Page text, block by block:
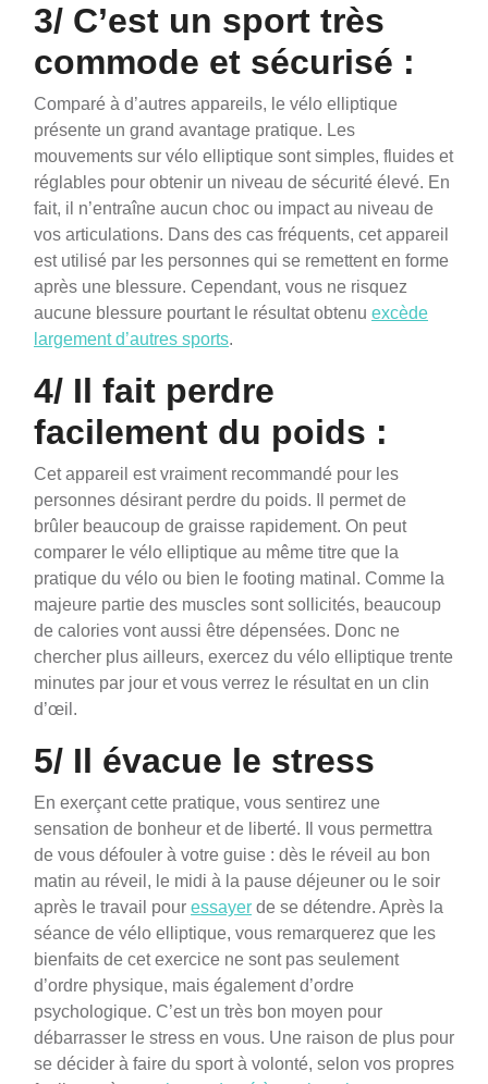
3/ C’est un sport très
commode et sécurisé :
Comparé à d’autres appareils, le vélo elliptique
présente un grand avantage pratique. Les
mouvements sur vélo elliptique sont simples, fluides et
réglables pour obtenir un niveau de sécurité élevé. En
fait, il n’entraîne aucun choc ou impact au niveau de
vos articulations. Dans des cas fréquents, cet appareil
est utilisé par les personnes qui se remettent en forme
après une blessure. Cependant, vous ne risquez
aucune blessure pourtant le résultat obtenu excède
largement d’autres sports.
4/ Il fait perdre
facilement du poids :
Cet appareil est vraiment recommandé pour les
personnes désirant perdre du poids. Il permet de
brûler beaucoup de graisse rapidement. On peut
comparer le vélo elliptique au même titre que la
pratique du vélo ou bien le footing matinal. Comme la
majeure partie des muscles sont sollicités, beaucoup
de calories vont aussi être dépensées. Donc ne
chercher plus ailleurs, exercez du vélo elliptique trente
minutes par jour et vous verrez le résultat en un clin
d’œil.
5/ Il évacue le stress
En exerçant cette pratique, vous sentirez une
sensation de bonheur et de liberté. Il vous permettra
de vous défouler à votre guise : dès le réveil au bon
matin au réveil, le midi à la pause déjeuner ou le soir
après le travail pour essayer de se détendre. Après la
séance de vélo elliptique, vous remarquerez que les
bienfaits de cet exercice ne sont pas seulement
d’ordre physique, mais également d’ordre
psychologique. C’est un très bon moyen pour
débarrasser le stress en vous. Une raison de plus pour
se décider à faire du sport à volonté, selon vos propres